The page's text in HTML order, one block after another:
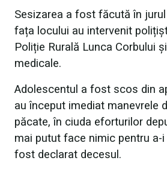
Sesizarea a fost făcută în jurul
fața locului au intervenit
Poliție Rurală Lunca Corbului
medicale.
Adolescentul a fost scos din
au început imediat manevrele
păcate, în ciuda eforturilor
mai putut face nimic pentru a-
fost declarat decesul.